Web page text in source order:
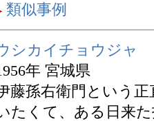
類似事例
シカイチョウジャ
年 宮城県
藤孫右衛門という
たくて、ある日来